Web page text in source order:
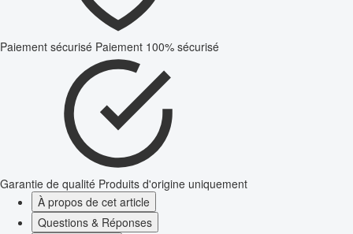
Paiement sécurisé Paiement 100% sécurisé
Garantie de qualité Produits d'origine uniquement
À propos de cet article
Questions & Réponses